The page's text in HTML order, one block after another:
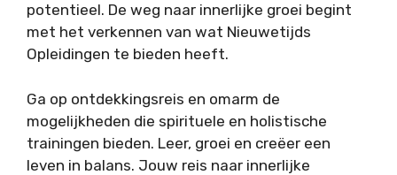
potentieel. De weg naar innerlijke groei begint
met het verkennen van wat Nieuwetijds
Opleidingen te bieden heeft.
Ga op ontdekkingsreis en omarm de
mogelijkheden die spirituele en holistische
trainingen bieden. Leer, groei en creëer een
leven in balans. Jouw reis naar innerlijke